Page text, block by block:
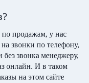
продажам, у нас
звонки по телефону,
без звонка менеджеру,
онлайн. И в таком
на этом сайте